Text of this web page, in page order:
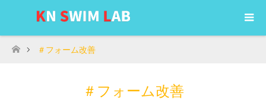
ホーム
＃フォーム改善
＃フォーム改善